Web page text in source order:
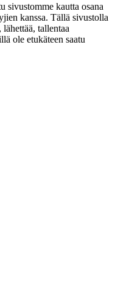
sivustomme kautta osana
kanssa. Tällä sivustolla
tallentaa
ole etukäteen saatu